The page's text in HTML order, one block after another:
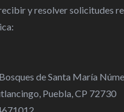
y resolver solicitudes
de Santa María
Puebla, CP 72730